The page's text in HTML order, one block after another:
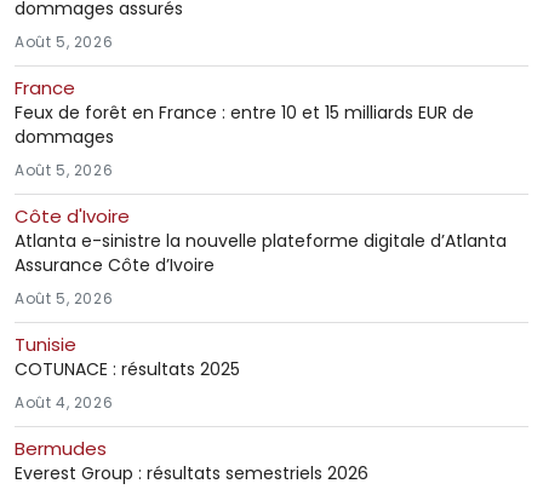
dommages assurés
Août 5, 2026
France
Feux de forêt en France : entre 10 et 15 milliards EUR de
dommages
Août 5, 2026
Côte d'Ivoire
Atlanta e-sinistre la nouvelle plateforme digitale d’Atlanta
Assurance Côte d’Ivoire
Août 5, 2026
Tunisie
COTUNACE : résultats 2025
Août 4, 2026
Bermudes
Everest Group : résultats semestriels 2026